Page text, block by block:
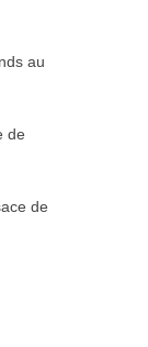
au
de
de